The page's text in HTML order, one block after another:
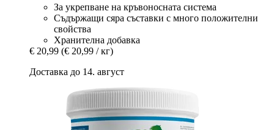
За укрепване на кръвоносната система
Съдържащи сяра съставки с много положителни
свойства
Хранителна добавка
€ 20,99 (€ 20,99 / кг)
Доставка до 14. август